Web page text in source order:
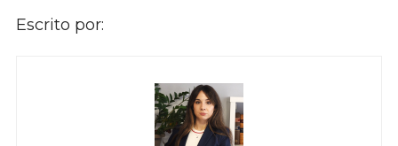
Escrito por: